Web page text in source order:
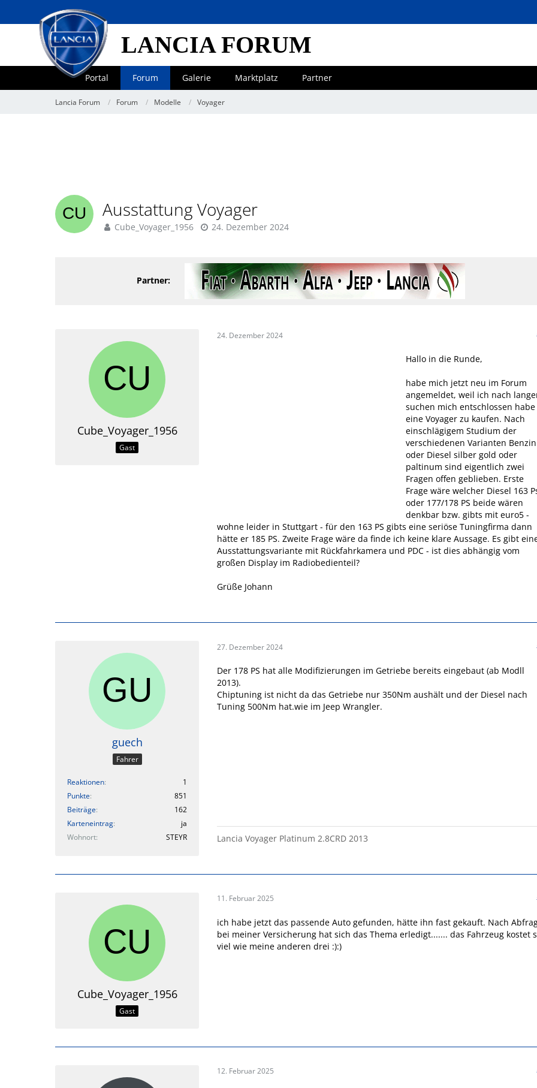
LANCIA FORUM
Portal Forum Galerie Marktplatz Partner
Lancia Forum Forum Modelle Voyager
Ausstattung Voyager
Cube_Voyager_1956 24. Dezember 2024
Partner:
Cube_Voyager_1956
Gast
24. Dezember 2024
Hallo in die Runde,
habe mich jetzt neu im Forum
angemeldet, weil ich nach
suchen mich entschlossen habe
eine Voyager zu kaufen. Nach
einschlägigem Studium der
verschiedenen Varianten Benzin
oder Diesel silber gold oder
paltinum sind eigentlich zwei
Fragen offen geblieben. Erste
Frage wäre welcher Diesel 163
oder 177/178 PS beide wären
denkbar bzw. gibts mit euro5 -
wohne leider in Stuttgart - für den 163 PS gibts eine seriöse Tuningfirma dann
hätte er 185 PS. Zweite Frage wäre da finde ich keine klare Aussage. Es gibt
Ausstattungsvariante mit Rückfahrkamera und PDC - ist dies abhängig vom
großen Display im Radiobedienteil?
Grüße Johann
guech
Fahrer
Reaktionen
1
Punkte
851
Beiträge
162
Karteneintrag
ja
Wohnort
STEYR
27. Dezember 2024
Der 178 PS hat alle Modifizierungen im Getriebe bereits eingebaut (ab Modll
2013).
Chiptuning ist nicht da das Getriebe nur 350Nm aushält und der Diesel nach
Tuning 500Nm hat.wie im Jeep Wrangler.
Lancia Voyager Platinum 2.8CRD 2013
Cube_Voyager_1956
Gast
11. Februar 2025
ich habe jetzt das passende Auto gefunden, hätte ihn fast gekauft. Nach
bei meiner Versicherung hat sich das Thema erledigt....... das Fahrzeug kostet
viel wie meine anderen drei :):)
12. Februar 2025